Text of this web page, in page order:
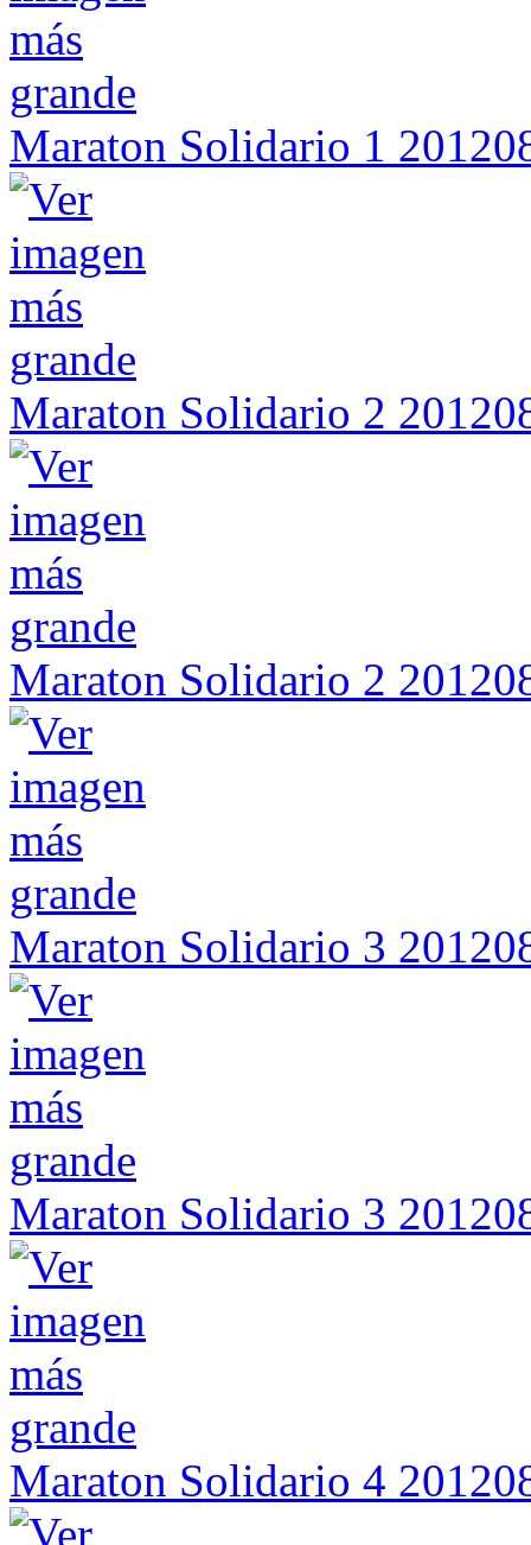
Maraton Solidario 1
Maraton Solidario 2
Maraton Solidario 2
Maraton Solidario 3
Maraton Solidario 3
Maraton Solidario 4